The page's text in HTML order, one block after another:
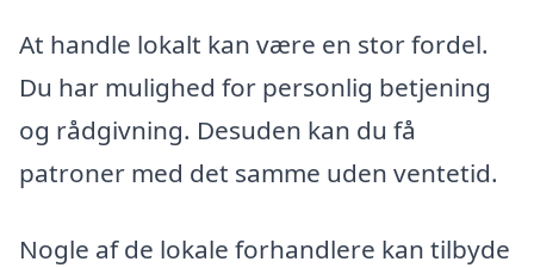
At handle lokalt kan være en stor fordel.
Du har mulighed for personlig betjening
og rådgivning. Desuden kan du få
patroner med det samme uden ventetid.
Nogle af de lokale forhandlere kan tilbyde